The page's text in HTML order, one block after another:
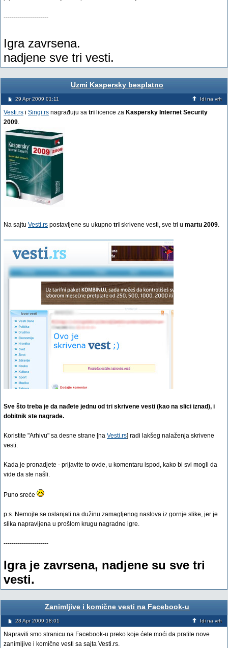
----------------------
Igra zavrsena.
nadjene sve tri vesti.
Uzmi Kaspersky besplatno
29 Apr 2009 01:11 Idi na vrh
Vesti.rs i Singi.rs nagrađuju sa tri licence za Kaspersky Internet Security
2009.
Na sajtu Vesti.rs postavljene su ukupno tri skrivene vesti, sve tri u martu 2009.
Sve što treba je da nađete jednu od tri skrivene vesti (kao na slici iznad), i
dobitnik ste nagrade.
Koristite "Arhivu" sa desne strane [na Vesti.rs] radi lakšeg nalaženja skrivene
vesti.
Kada je pronadjete - prijavite to ovde, u komentaru ispod, kako bi svi mogli da
vide da ste našli.
Puno sreće
p.s. Nemojte se oslanjati na dužinu zamagljenog naslova iz gornje slike, jer je
slika napravljena u prošlom krugu nagradne igre.
----------------------
Igra je zavrsena, nadjene su sve tri
vesti.
Zanimljive i komične vesti na Facebook-u
28 Apr 2009 18:01 Idi na vrh
Napravili smo stranicu na Facebook-u preko koje ćete moći da pratite nove
zanimljive i komične vesti sa sajta Vesti.rs.